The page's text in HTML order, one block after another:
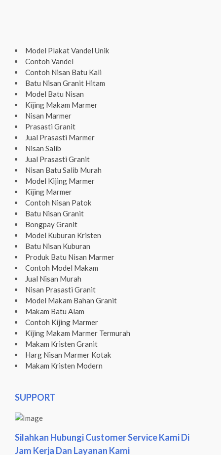
Model Plakat Vandel Unik
Contoh Vandel
Contoh Nisan Batu Kali
Batu Nisan Granit Hitam
Model Batu Nisan
Kijing Makam Marmer
Nisan Marmer
Prasasti Granit
Jual Prasasti Marmer
Nisan Salib
Jual Prasasti Granit
Nisan Batu Salib Murah
Model Kijing Marmer
Kijing Marmer
Contoh Nisan Patok
Batu Nisan Granit
Bongpay Granit
Model Kuburan Kristen
Batu Nisan Kuburan
Produk Batu Nisan Marmer
Contoh Model Makam
Jual Nisan Murah
Nisan Prasasti Granit
Model Makam Bahan Granit
Makam Batu Alam
Contoh Kijing Marmer
Kijing Makam Marmer Termurah
Makam Kristen Granit
Harg Nisan Marmer Kotak
Makam Kristen Modern
SUPPORT
Silahkan Hubungi Customer Service Kami Di
Jam Kerja Dan Layanan Kami